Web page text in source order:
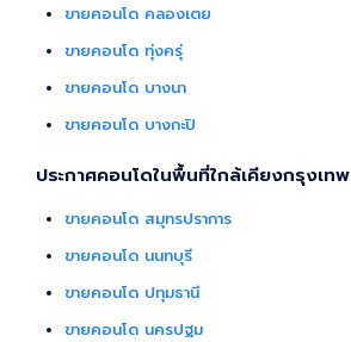
ขายคอนโด คลองเตย
ขายคอนโด ทุ่งครุ่
ขายคอนโด บางนา
ขายคอนโด บางกะปิ
ประกาศคอนโดในพื้นที่ใกล้เคียงกรุงเทพ
ขายคอนโด สมุทรปราการ
ขายคอนโด นนทบุรี
ขายคอนโด ปทุมธานี
ขายคอนโด นครปฐม